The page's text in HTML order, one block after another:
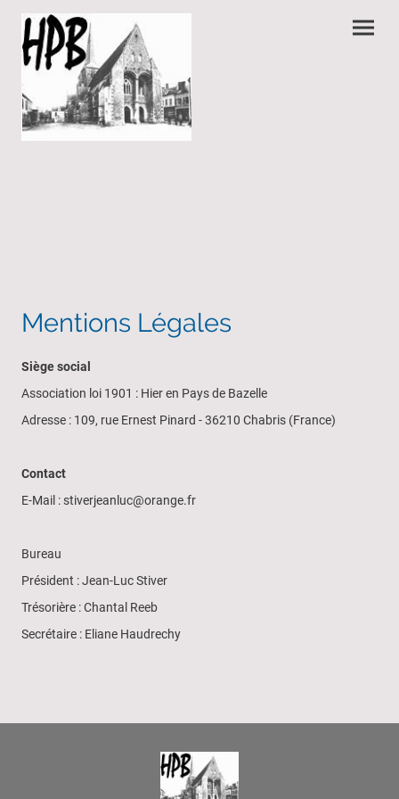
Mentions Légales
Siège social
Association loi 1901 : Hier en Pays de Bazelle
Adresse : 109, rue Ernest Pinard - 36210 Chabris (France)
Contact
E-Mail : stiverjeanluc@orange.fr
Bureau
Président : Jean-Luc Stiver
Trésorière : Chantal Reeb
Secrétaire : Eliane Haudrechy